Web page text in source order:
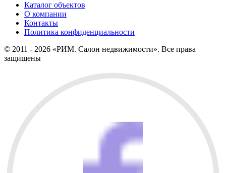
Каталог объектов
О компании
Контакты
Политика конфиденциальности
© 2011 - 2026 «РИМ. Салон недвижимости». Все права
защищены